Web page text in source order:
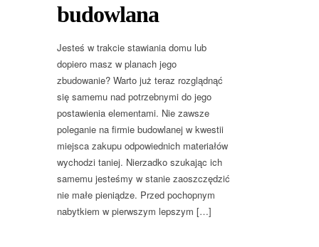
budowlana
Jesteś w trakcie stawiania domu lub
dopiero masz w planach jego
zbudowanie? Warto już teraz rozglądnąć
się samemu nad potrzebnymi do jego
postawienia elementami. Nie zawsze
poleganie na firmie budowlanej w kwestii
miejsca zakupu odpowiednich materiałów
wychodzi taniej. Nierzadko szukając ich
samemu jesteśmy w stanie zaoszczędzić
nie małe pieniądze. Przed pochopnym
nabytkiem w pierwszym lepszym […]